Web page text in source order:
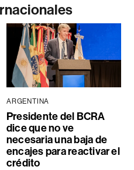
ARGENTINA
Presidente del BCRA
dice que no ve
necesaria una baja de
encajes para reactivar el
crédito